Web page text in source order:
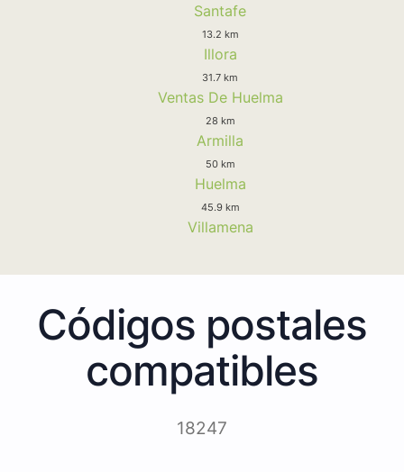
Santafe
13.2 km
Illora
31.7 km
Ventas De Huelma
28 km
Armilla
50 km
Huelma
45.9 km
Villamena
Códigos postales
compatibles
18247